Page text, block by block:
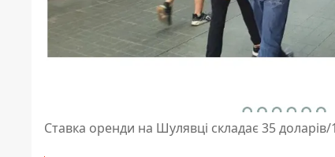
Ставка оренди на Шулявці складає 35